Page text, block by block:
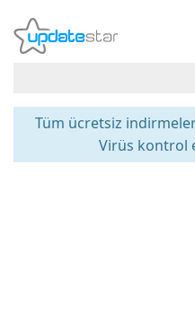
Tüm ücretsiz
Virüs kontrol